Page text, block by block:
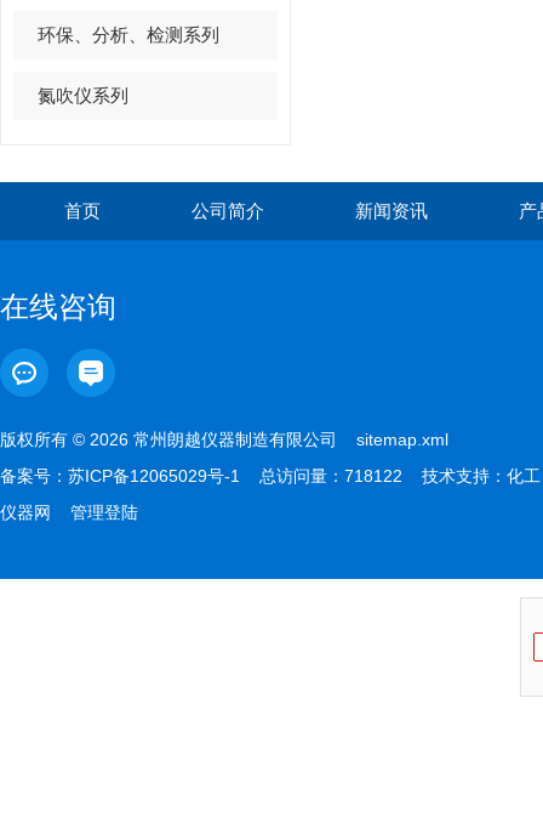
环保、分析、检测系列
氮吹仪系列
首页 公司简介 新闻资讯 产
在线咨询
版权所有 © 2026 常州朗越仪器制造有限公司 sitemap.xml
备案号： 苏ICP备12065029号-1 总访问量：718122 技术支持： 化工
仪器网
管理登陆